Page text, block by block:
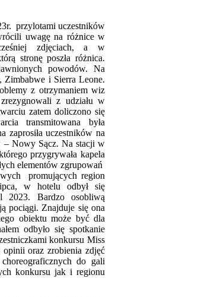
przylotami uczestników
uwagę na różnice w
zdjęciach, a w
stronę poszła różnica.
powodów. Na
Zimbabwe i Sierra Leone.
z otrzymaniem wiz
z udziału w
zatem doliczono się
transmitowana była
zaprosiła uczestników na
– Nowy Sącz. Na stacji w
przygrywała kapela
elementów zgrupowań
promujących region
w hotelu odbył się
2023. Bardzo osobliwą
pociągi. Znajduje się ona
obiektu może być dla
odbyło się spotkanie
konkursu Miss
oraz zrobienia zdjęć
do gali
konkursu jak i regionu